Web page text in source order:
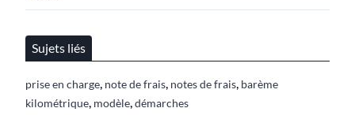
Sujets liés
prise en charge, note de frais, notes de frais, barème
kilométrique, modèle,démarches